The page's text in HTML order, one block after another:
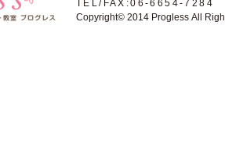
TEL/FAX:06-6654-7284
Copyright© 2014 Progless All